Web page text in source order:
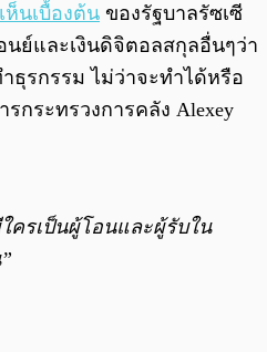
ห็นเบื้องต้น ของรัฐบาลรัซเซี
ย์และเงินดิจิตอลสกุลอื่นๆว่า
ธุรกรรม ไม่ว่าจะทำได้หรือ
กระทรวงการคลัง Alexey
ครเป็นผู้โอนและผู้รับใน